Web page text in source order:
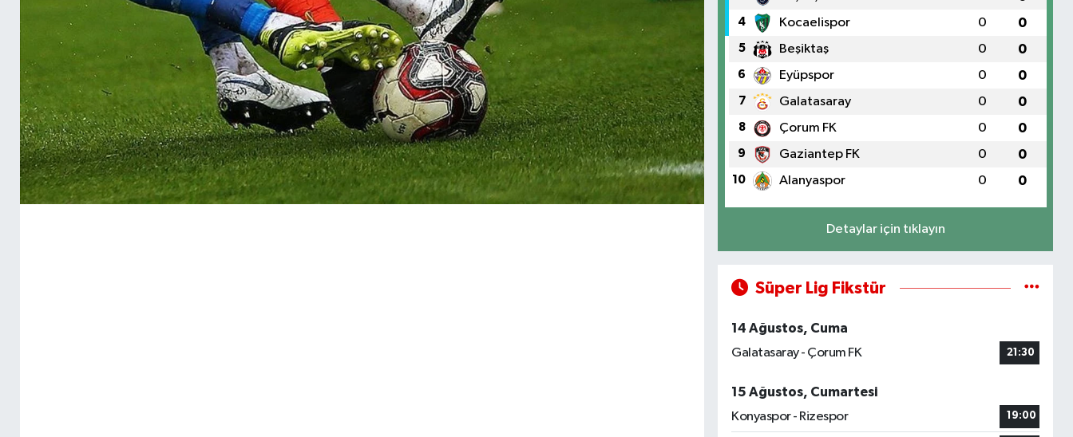
4 Kocaelispor 0 0
5 Beşiktaş 0 0
6 Eyüpspor 0 0
7 Galatasaray 0 0
8 Çorum FK 0 0
9 Gaziantep FK 0 0
10 Alanyaspor 0 0
Detaylar için tıklayın
Süper Lig Fikstür
14 Ağustos, Cuma
Galatasaray - Çorum FK
21:30
15 Ağustos, Cumartesi
Konyaspor - Rizespor
19:00